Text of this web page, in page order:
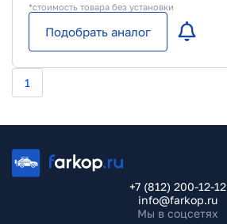
*стоимость товара без установки
Подобрать аналог
1
+7 (812) 200-12-12
info@farkop.ru
Мы в соцсетях